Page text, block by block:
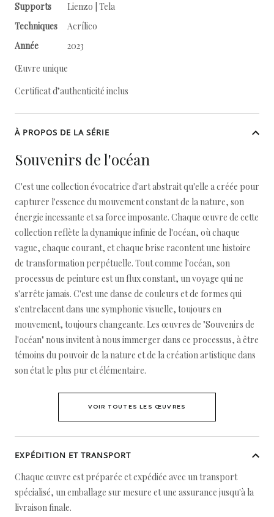
Supports
Lienzo | Tela
Techniques
Acrílico
Année
2023
Œuvre unique
Certificat d’authenticité inclus
À PROPOS DE LA SÉRIE
Souvenirs de l'océan
C'est une collection évocatrice d'art abstrait qu'elle a créée pour
capturer l'essence du mouvement constant de la nature, son
énergie incessante et sa force imposante. Chaque œuvre de cette
collection reflète la dynamique infinie de l'océan, où chaque
vague, chaque courant, et chaque brise racontent une histoire
de transformation perpétuelle. Tout comme l'océan, son
processus de peinture est un flux constant, un voyage qui ne
s'arrête jamais. C'est une danse de couleurs et de formes qui
s'entrelacent dans une symphonie visuelle, toujours en
mouvement, toujours changeante. Les œuvres de "Souvenirs de
l'océan" nous invitent à nous immerger dans ce processus, à être
témoins du pouvoir de la nature et de la création artistique dans
son état le plus pur et élémentaire.
VOIR TOUTES LES ŒUVRES
EXPÉDITION ET TRANSPORT
Chaque œuvre est préparée et expédiée avec un transport
spécialisé, un emballage sur mesure et une assurance jusqu'à la
livraison finale.